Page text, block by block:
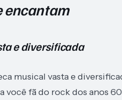
encantam
e diversificada
musical vasta e
você fã do rock dos anos